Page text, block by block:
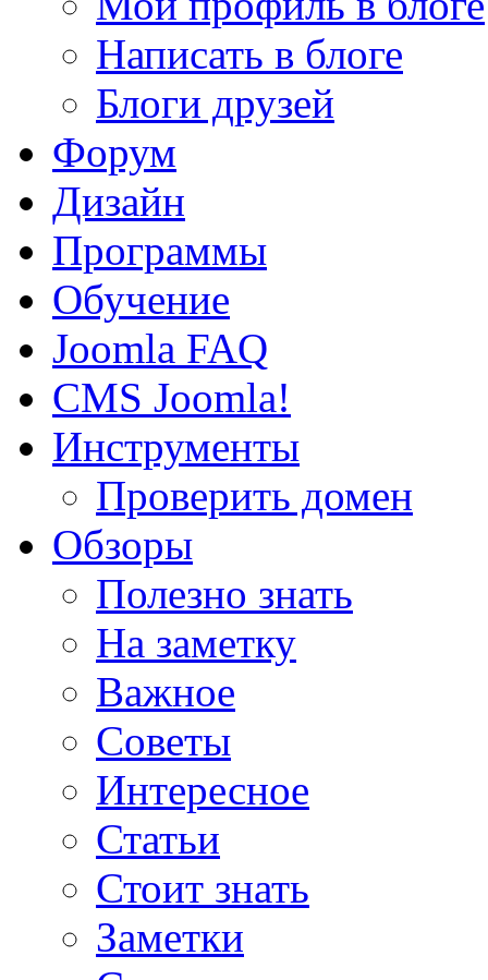
Написать в блоге
Блоги друзей
Форум
Дизайн
Программы
Обучение
Joomla FAQ
CMS Joomla!
Инструменты
Проверить домен
Обзоры
Полезно знать
На заметку
Важное
Советы
Интересное
Статьи
Стоит знать
Заметки